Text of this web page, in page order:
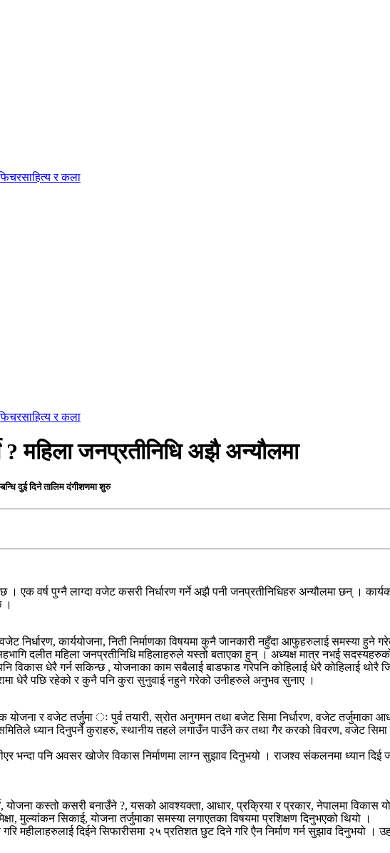
साहित्य र कला
साहित्य र कला
महिला जनप्रतीनिधि अझै अन्यौलमा
दुई दिने तालिम दंगीशणमा शुरु
एक वर्ष पुग्नै लाग्दा वजेट कसरी निर्धारण गर्ने अझै पनी जनप्रतीनिधिहरु अन्यौलमा छन् ।
।
निर्धारण, कार्ययोजना, निती निर्माणका विषयमा कुनै जानकारी नहुँदा आफुहरुलाई समस्या हुने
दलीत महिला जनप्रतीनिधि महिलाहरुले यस्तो बताएका हुन् । अध्यक्ष मात्र नभई
विकास धेरै गर्न सकिन्छ , योजनाका काम सबैलाई बाडफाड गरेपनि कोहिलाई धेरै कोहिलाई थोरै
धेरै पछि रहेको र कुनै पनि कुरा सुनुवाई नहुने गरेको उनीहरुले अनुभव सुनाए ।
योजना र वजेट तर्जुमा ः पुर्व तयारी, स्रोत अनुगमन तथा बजेट सिमा निर्धारण, वजेट तर्जुमाका
ध्यान दिनुपर्ने कुराहरु, स्थानीय तहले लगाउँन पाउँने कर तथा गैर करको विवरण, वजेट सिमा
भन्दा पनि अवसर खोजेर विकास निर्माणमा लाग्न सुझाव दिनुभयो । राजश्व संकलनमा ध्यान दिई
योजना कस्तो कसरी बनाउँने ?, यसको आवश्यक्ता, आधार, प्रक्रिया र प्रकार, नेपालमा
मुल्यांकन सिकाई, योजना तर्जुमाका समस्या लगाएतका विषयमा प्रशिक्षण दिनुभएको थियो ।
महीलाहरुलाई दिईने सिफारीसमा २५ प्रतिशत छुट दिने गरि एैन निर्माण गर्न सुझाव दिनुभयो